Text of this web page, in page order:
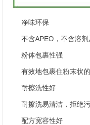
净味环保
不含APEO，不含溶剂
粉体包裹性强
有效地包裹住粉末状的
耐擦洗性好
耐擦洗易清洁，拒绝污
配方宽容性好